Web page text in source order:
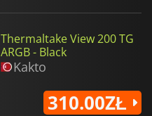
Thermaltake View 200 TG
ARGB - Black
Kakto
310.00ZŁ